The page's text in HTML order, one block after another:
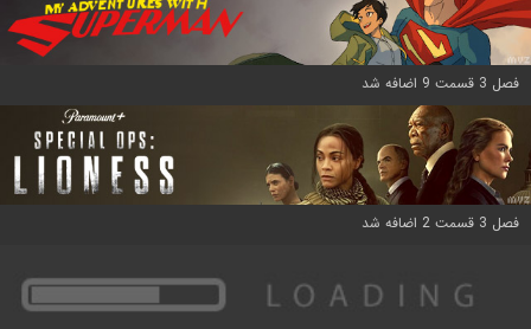
فصل 3 قسمت 9 اضافه شد
فصل 3 قسمت 2 اضافه شد